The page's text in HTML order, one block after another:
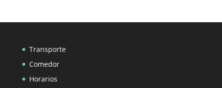
Transporte
Comedor
Horarios